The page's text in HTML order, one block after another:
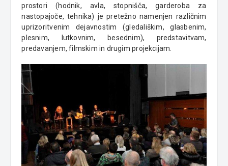
prostori (hodnik, avla, stopnišča, garderoba za
nastopajoče, tehnika) je pretežno namenjen različnim
uprizoritvenim dejavnostim (gledališkim, glasbenim,
plesnim, lutkovnim, besednim), predstavitvam,
predavanjem, filmskim in drugim projekcijam.